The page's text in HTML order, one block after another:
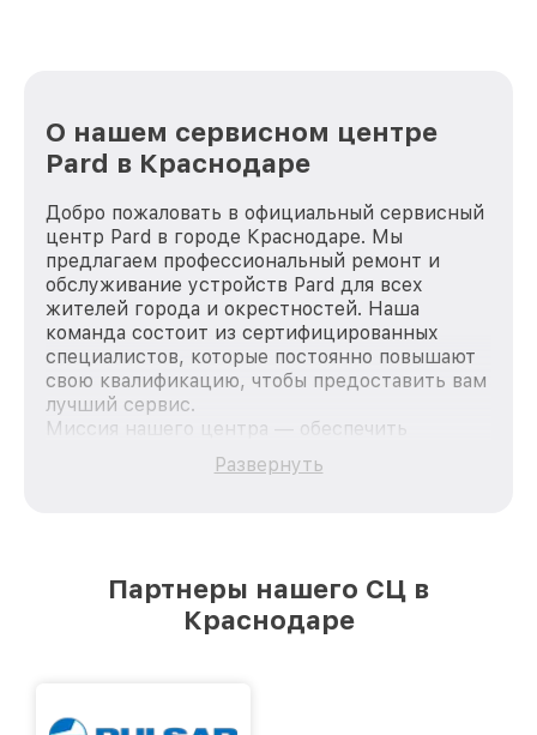
О нашем сервисном центре
Pard в Краснодаре
Добро пожаловать в официальный сервисный
центр Pard в городе Краснодаре. Мы
предлагаем профессиональный ремонт и
обслуживание устройств Pard для всех
жителей города и окрестностей. Наша
команда состоит из сертифицированных
специалистов, которые постоянно повышают
свою квалификацию, чтобы предоставить вам
лучший сервис.
Миссия нашего центра — обеспечить
качественный и доступный ремонт для
каждого пользователя продукции Pard, вне
лучшим сервисным центром Pard в городе
Краснодаре, постоянно повышая уровень
Развернуть
Партнеры нашего СЦ в
Краснодаре